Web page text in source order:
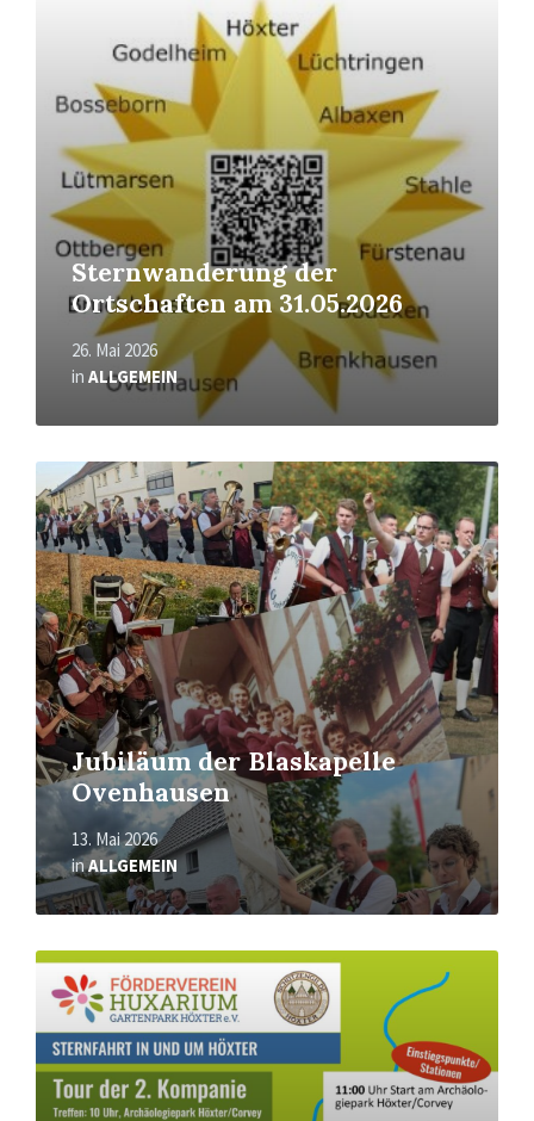
Sternwanderung der
Ortschaften am 31.05.2026
26. Mai 2026
in ALLGEMEIN
Jubiläum der Blaskapelle
Ovenhausen
13. Mai 2026
inALLGEMEIN
Mehr
erfahren
Mehr
erfahren